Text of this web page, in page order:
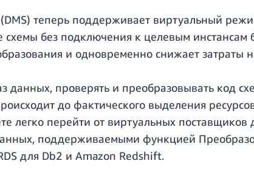
теперь поддерживает виртуальный
без подключения к целевым инстансам
и одновременно снижает затраты
данных, проверять и преобразовывать код
до фактического выделения
легко перейти от виртуальных
поддерживаемыми функцией
для Db2 и Amazon Redshift.